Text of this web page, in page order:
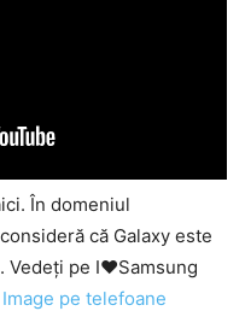
În domeniul
că Galaxy este
Vedeți pe I❤️Samsung
pe telefoane